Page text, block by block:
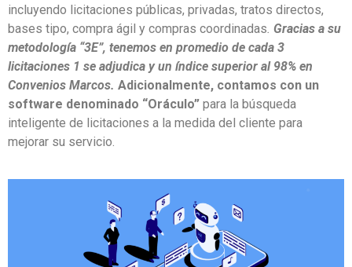
incluyendo licitaciones públicas, privadas, tratos directos,
bases tipo, compra ágil y compras coordinadas. Gracias a su
metodología “3E”, tenemos en promedio de cada 3
licitaciones 1 se adjudica y un índice superior al 98% en
Convenios Marcos. Adicionalmente, contamos con un
software denominado “Oráculo” para la búsqueda
inteligente de licitaciones a la medida del cliente para
mejorar su servicio.